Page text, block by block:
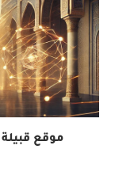
موقع